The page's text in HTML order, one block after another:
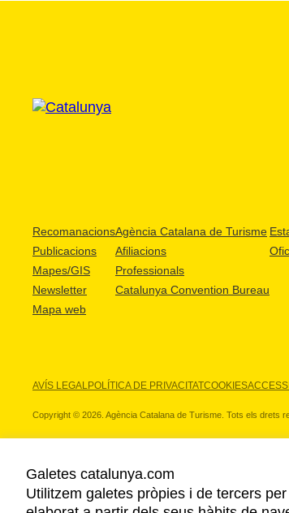
Recomanacions
Publicacions
Mapes/GIS
Newsletter
Mapa web
Agència Catalana de Turisme
Afiliacions
Professionals
Catalunya Convention Bureau
AVÍS LEGALPOLÍTICA DE PRIVACITATCOOKIES
Copyright © 2026. Agència Catalana de Turisme. Tots els drets
ELS NOSTRES PARTNERS
Galetes catalunya.com
Utilitzem galetes pròpies i de tercers